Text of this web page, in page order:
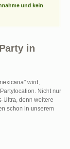
und kein
in
wird,
Nicht nur
Ultra, denn weitere
schon in unserem